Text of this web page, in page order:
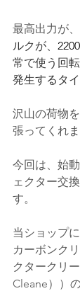
最高出力が、
ルクが、
常で使う回
発生するタ
沢山の荷物
張ってくれま
今回は、始
ェクター交
す。
当ショップ
カーボンク
クタークリ
Cleane））